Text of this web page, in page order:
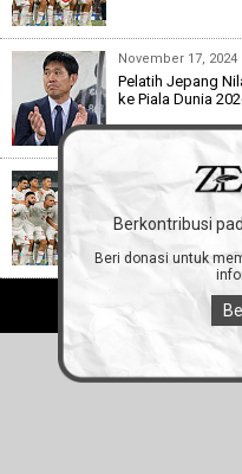
November 17, 2024
Pelatih Jepang
ke Piala Dunia
November 16, 2024
Timnas
Garuda Semakin
Semua hak
Berkontribusi
Beri donasi untuk